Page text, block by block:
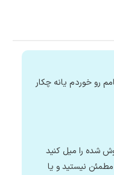
رو خوردم یانه چکار
شده را میل کنید
نیستید و یا